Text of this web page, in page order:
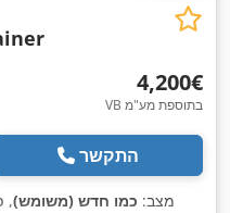
‏4,200 ‏€
VB בתוספת מע"מ
התקשר
מצב: כמו חדש (משומש),